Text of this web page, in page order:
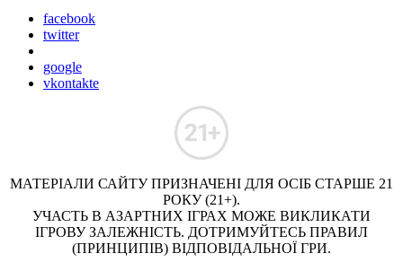
facebook
twitter
google
vkontakte
МАТЕРІАЛИ САЙТУ ПРИЗНАЧЕНІ ДЛЯ ОСІБ СТАРШЕ 21
РОКУ (21+).
УЧАСТЬ В АЗАРТНИХ ІГРАХ МОЖЕ ВИКЛИКАТИ
ІГРОВУ ЗАЛЕЖНІСТЬ. ДОТРИМУЙТЕСЬ ПРАВИЛ
(ПРИНЦИПІВ) ВІДПОВІДАЛЬНОЇ ГРИ.